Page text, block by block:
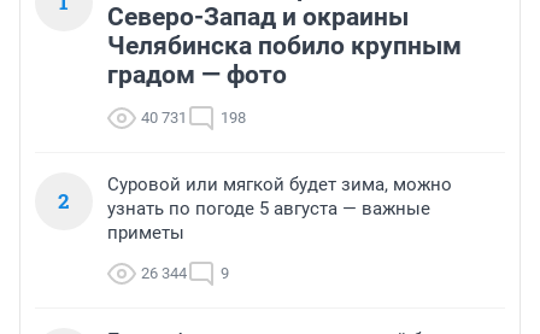
Северо-Запад и окраины
Челябинска побило крупным
градом — фото
40 731 198
2
Суровой или мягкой будет зима, можно
узнать по погоде 5 августа — важные
приметы
26 344 9